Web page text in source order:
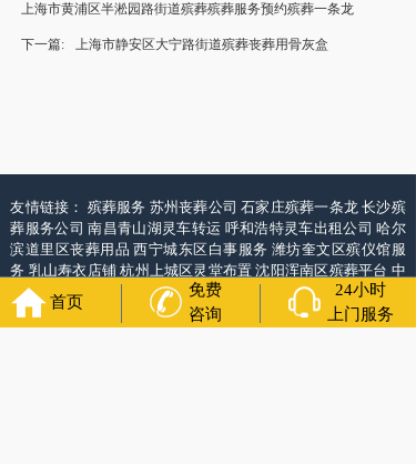
上海市黄浦区半淞园路街道殡葬殡葬服务预约殡葬一条龙
下一篇: 上海市静安区大宁路街道殡葬丧葬用骨灰盒
友情链接： 殡葬服务 苏州丧葬公司石家庄殡葬一条龙长沙殡
葬服务公司南昌青山湖灵车转运 呼和浩特灵车出租公司哈尔
滨道里区丧葬用品西宁城东区白事服务潍坊奎文区殡仪馆服
务 乳山寿衣店铺杭州上城区灵堂布置沈阳浑南区殡葬平台 中
国墓地网中国非急救转运网网站建设 中国殡葬一条龙网中国
救护车网葬花店 葬花服务网
首页
免费
咨询
24小时
上门服务